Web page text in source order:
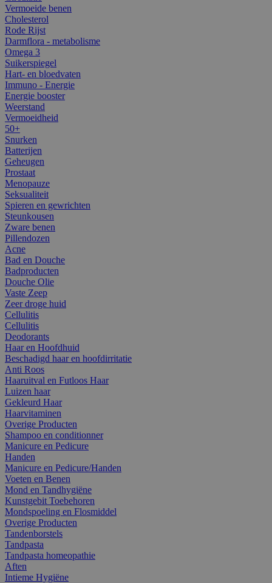
Vermoeide benen
Cholesterol
Rode Rijst
Darmflora - metabolisme
Omega 3
Suikerspiegel
Hart- en bloedvaten
Immuno - Energie
Energie booster
Weerstand
Vermoeidheid
50+
Snurken
Batterijen
Geheugen
Prostaat
Menopauze
Seksualiteit
Spieren en gewrichten
Steunkousen
Zware benen
Pillendozen
Acne
Bad en Douche
Badproducten
Douche Olie
Vaste Zeep
Zeer droge huid
Cellulitis
Cellulitis
Deodorants
Haar en Hoofdhuid
Beschadigd haar en hoofdirritatie
Anti Roos
Haaruitval en Futloos Haar
Luizen haar
Gekleurd Haar
Haarvitaminen
Overige Producten
Shampoo en conditionner
Manicure en Pedicure
Handen
Manicure en Pedicure/Handen
Voeten en Benen
Mond en Tandhygiëne
Kunstgebit Toebehoren
Mondspoeling en Flosmiddel
Overige Producten
Tandenborstels
Tandpasta
Tandpasta homeopathie
Aften
Intieme Hygiëne